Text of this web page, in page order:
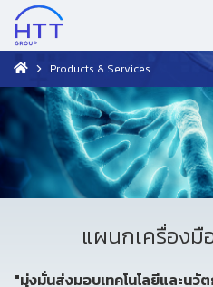
Products & Services
แผนกเครื่องมื
"มุ่งมั่นส่งมอบเทคโนโลยีและน